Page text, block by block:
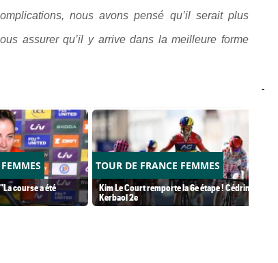
nous avons pensé qu’il serait plus
assurer qu’il y arrive dans la meilleure forme
course a été
TOUR DE FRANCE FEMMES
Kim Le Court remporte la 6e étape ! Cédrine
Kerbaol 2e
-